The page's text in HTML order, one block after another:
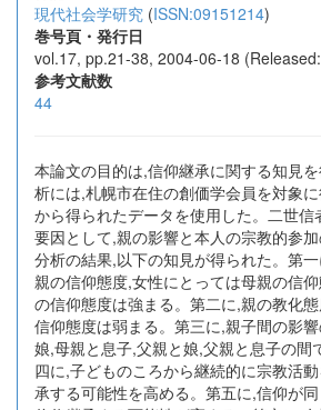
現代社会学研究 (ISSN:09151214)
巻号頁・発行日
vol.17, pp.21-38, 2004-06-18
参考文献数
44
本論文の目的は,信仰継承に関する知見
析には,札幌市在住の創価学会員を対象
から得られたデータを使用した。二世信
要因として,親の影響と本人の宗教的参加
分析の結果,以下の知見が得られた。第
親の信仰態度,女性にとっては母親の信
の信仰態度は強まる。第二に,親の教化
信仰態度は弱まる。第三に,親子間の影
娘,母親と息子,父親と娘,父親と息子の間
四に,子どものころから継続的に宗教活
承する可能性を高める。第五に,信仰が